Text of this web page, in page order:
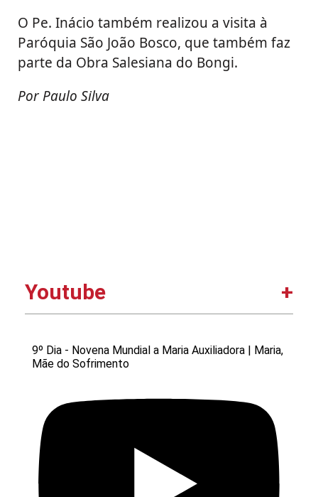
O Pe. Inácio também realizou a visita à
Paróquia São João Bosco, que também faz
parte da Obra Salesiana do Bongi.
Por Paulo Silva
Youtube
9º Dia - Novena Mundial a Maria Auxiliadora | Maria,
Mãe do Sofrimento